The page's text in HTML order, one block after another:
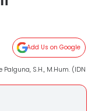
Add Us on Google
S.H., M.Hum. (IDN